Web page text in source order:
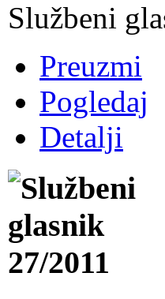
Službeni
Preuzmi
Pogledaj
Detalji